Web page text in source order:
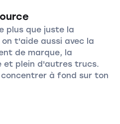
plus que juste la
t'aide aussi avec la
de marque, la
et plein d'autres trucs.
à fond sur ton